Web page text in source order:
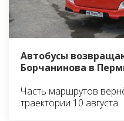
Автобусы
Борчанинова в
Часть маршрутов
траектории 10 августа